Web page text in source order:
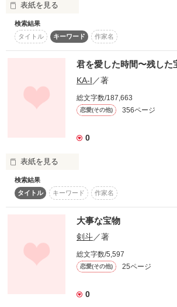
彼氏はいない。
そんな私が恋をした。
幼なじみや昔の仲間でもない。
表紙を見る
────これは8月前半の、だれにでもおこり
私は１つの鍵と秘密を探しに
今日も地面を蹴る。
読んでみたいなとか思ってくださった方は
ださい_:(;'Θ' ;;」 ∠):_
それじゃ、スタート▼
検索結果
タイトル
キーワード 作家名
君を愛した時間〜残した
KA-I ／著
総文字数/187,663
恋愛(その他) 356ページ
0
表紙を見る
愛しいセラ…
愛してる…
愛してる…
何百回、何千回、何万回言えば、またセラ
心(しん)…心と出会い…心と過ごした時間忘
泣いたり怒ったり笑ったり楽しかったよ…あ
また私達は必ず逢える…また逢える日まで。
検索結果
タイトル
キーワード 作家名
大事な宝物
剣斗／著
総文字数/5,597
恋愛(その他) 25ページ
0